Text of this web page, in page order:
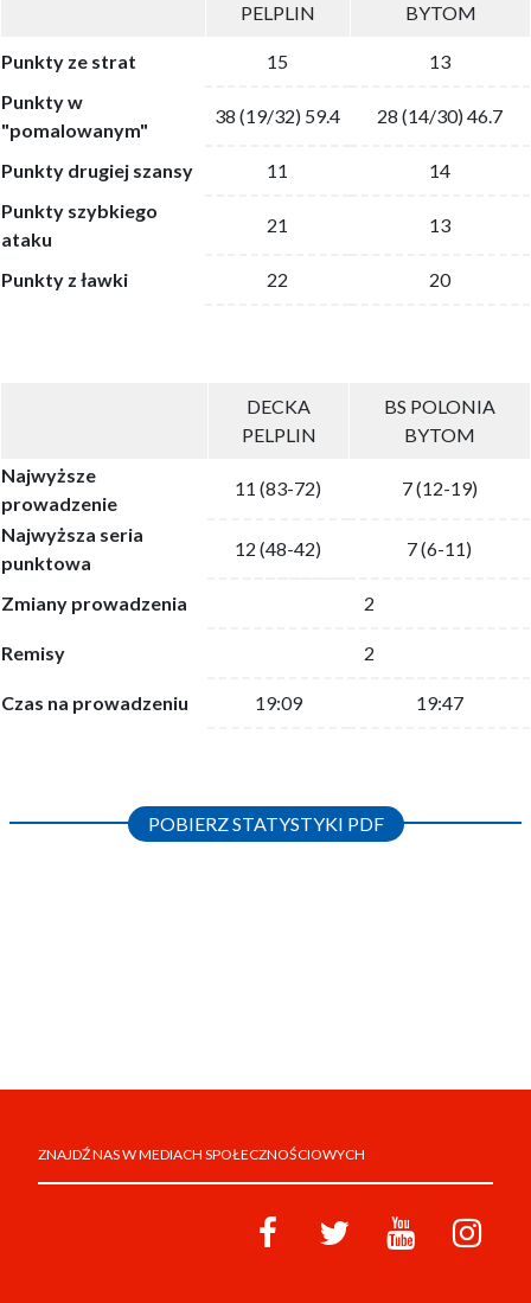
PELPLIN
BYTOM
Punkty ze strat 15
13
Punkty w
"pomalowanym"
38 (19/32) 59.4 28 (14/30) 46.7
Punkty drugiej szansy 11
14
Punkty szybkiego
ataku
21 13
Punkty z ławki 22 20
DECKA
PELPLIN
BS POLONIA
BYTOM
Najwyższe
prowadzenie
11 (83-72) 7 (12-19)
Najwyższa seria
punktowa
12 (48-42) 7 (6-11)
Zmiany prowadzenia 2
Remisy 2
Czas na prowadzeniu 19:09 19:47
POBIERZ STATYSTYKI PDF
ZNAJDŹ NAS W MEDIACH SPOŁECZNOŚCIOWYCH